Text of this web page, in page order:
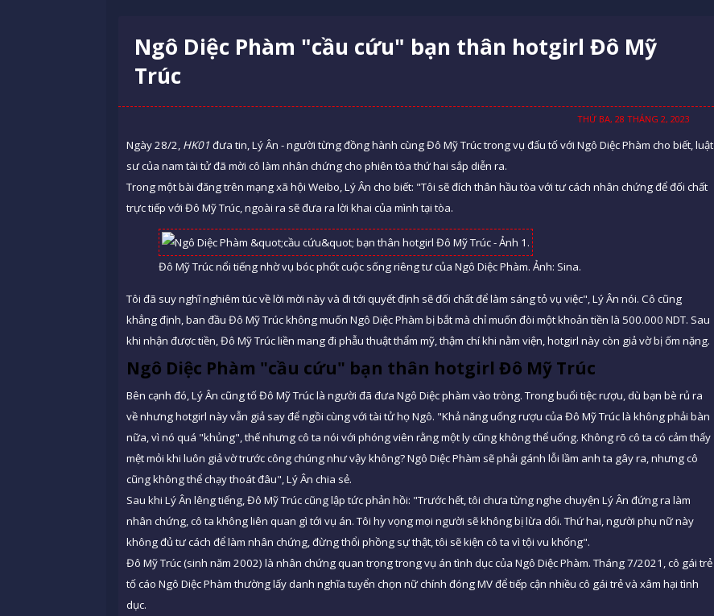
Ngô Diệc Phàm "cầu cứu" bạn thân hotgirl Đô Mỹ
Trúc
THỨ BA, 28 THÁNG 2, 2023
Ngày 28/2, HK01 đưa tin, Lý Ân - người từng đồng hành cùng Đô Mỹ Trúc trong vụ đấu tố với Ngô Diệc Phàm cho biết, luật
sư của nam tài tử đã mời cô làm nhân chứng cho phiên tòa thứ hai sắp diễn ra.
Trong một bài đăng trên mạng xã hội Weibo, Lý Ân cho biết: "Tôi sẽ đích thân hầu tòa với tư cách nhân chứng để đối chất
trực tiếp với Đô Mỹ Trúc, ngoài ra sẽ đưa ra lời khai của mình tại tòa.
Đô Mỹ Trúc nổi tiếng nhờ vụ bóc phốt cuộc sống riêng tư của Ngô Diệc Phàm. Ảnh: Sina.
Tôi đã suy nghĩ nghiêm túc về lời mời này và đi tới quyết định sẽ đối chất để làm sáng tỏ vụ việc", Lý Ân nói. Cô cũng
khẳng định, ban đầu Đô Mỹ Trúc không muốn Ngô Diệc Phàm bị bắt mà chỉ muốn đòi một khoản tiền là 500.000 NDT. Sau
khi nhận được tiền, Đô Mỹ Trúc liền mang đi phẫu thuật thẩm mỹ, thậm chí khi nằm viện, hotgirl này còn giả vờ bị ốm nặng.
Ngô Diệc Phàm "cầu cứu" bạn thân hotgirl Đô Mỹ Trúc
Bên cạnh đó, Lý Ân cũng tố Đô Mỹ Trúc là người đã đưa Ngô Diệc phàm vào tròng. Trong buổi tiệc rượu, dù bạn bè rủ ra
về nhưng hotgirl này vẫn giả say để ngồi cùng với tài tử họ Ngô. "Khả năng uống rượu của Đô Mỹ Trúc là không phải bàn
nữa, vì nó quá "khủng", thế nhưng cô ta nói với phóng viên rằng một ly cũng không thể uống. Không rõ cô ta có cảm thấy
mệt mỏi khi luôn giả vờ trước công chúng như vậy không? Ngô Diệc Phàm sẽ phải gánh lỗi lầm anh ta gây ra, nhưng cô
cũng không thể chạy thoát đâu", Lý Ân chia sẻ.
Sau khi Lý Ân lêng tiếng, Đô Mỹ Trúc cũng lập tức phản hồi: "Trước hết, tôi chưa từng nghe chuyện Lý Ân đứng ra làm
nhân chứng, cô ta không liên quan gì tới vụ án. Tôi hy vọng mọi người sẽ không bị lừa dối. Thứ hai, người phụ nữ này
không đủ tư cách để làm nhân chứng, đừng thổi phồng sự thật, tôi sẽ kiện cô ta vì tội vu khống".
Đô Mỹ Trúc (sinh năm 2002) là nhân chứng quan trọng trong vụ án tình dục của Ngô Diệc Phàm. Tháng 7/2021, cô gái trẻ
tố cáo Ngô Diệc Phàm thường lấy danh nghĩa tuyển chọn nữ chính đóng MV để tiếp cận nhiều cô gái trẻ và xâm hại tình
dục.